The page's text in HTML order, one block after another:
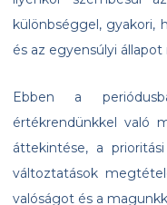
különbséggel, gyakori,
és az egyensúlyi állapot
Ebben a
értékrendünkkel való
áttekintése, a
változtatások
valóságot és a